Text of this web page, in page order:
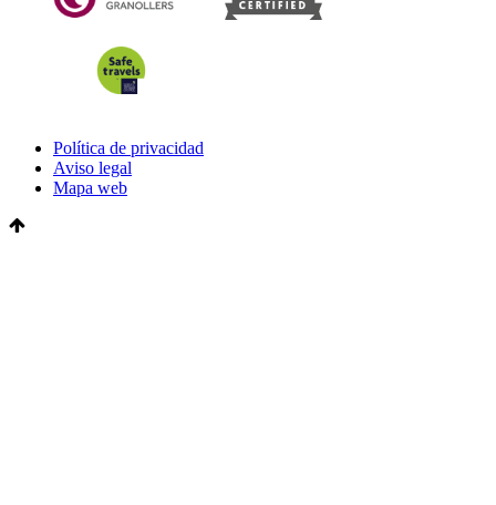
Política de privacidad
Aviso legal
Mapa web